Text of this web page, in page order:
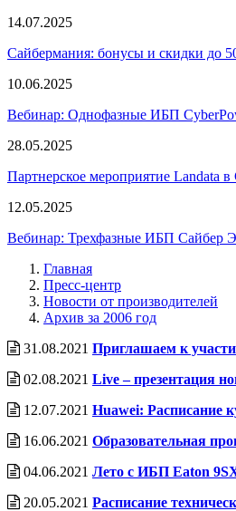
14.07.2025
Сайбермания: бонусы и скидки до
10.06.2025
Вебинар: Однофазные ИБП
28.05.2025
Партнерское мероприятие Landata
12.05.2025
Вебинар: Трехфазные ИБП Сайбер
Главная
Пресс-центр
Новости от производителей
Архив за 2006 год
31.08.2021 Приглашаем к
02.08.2021 Live – презентация
12.07.2021 Huawei: Расписание
16.06.2021 Образовательная
04.06.2021 Лето с ИБП Eaton
20.05.2021 Расписание